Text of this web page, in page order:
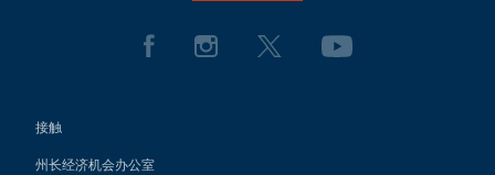
接触
州长经济机会办公室